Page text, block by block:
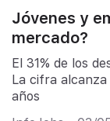
Jóvenes y
mercado?
El 31% de los
La cifra
años